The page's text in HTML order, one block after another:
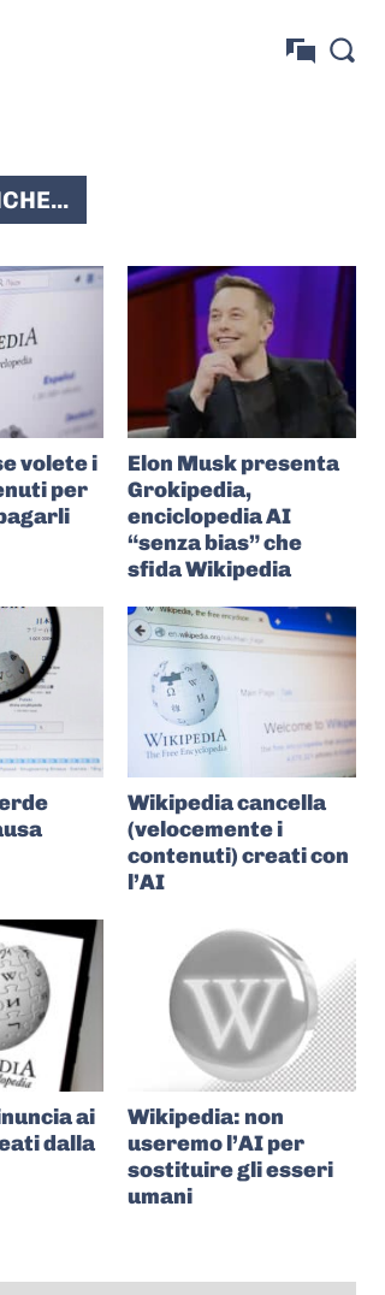
volete i
per
Elon Musk presenta
Grokipedia,
enciclopedia AI
“senza bias” che
sfida Wikipedia
Wikipedia cancella
(velocemente i
contenuti) creati con
l’AI
ai
dalla
Wikipedia: non
useremo l’AI per
sostituire gli esseri
umani